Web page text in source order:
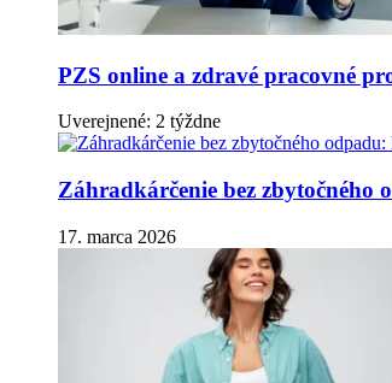
PZS online a zdravé pracovné
Uverejnené: 2 týždne
Záhradkárčenie bez
17. marca 2026